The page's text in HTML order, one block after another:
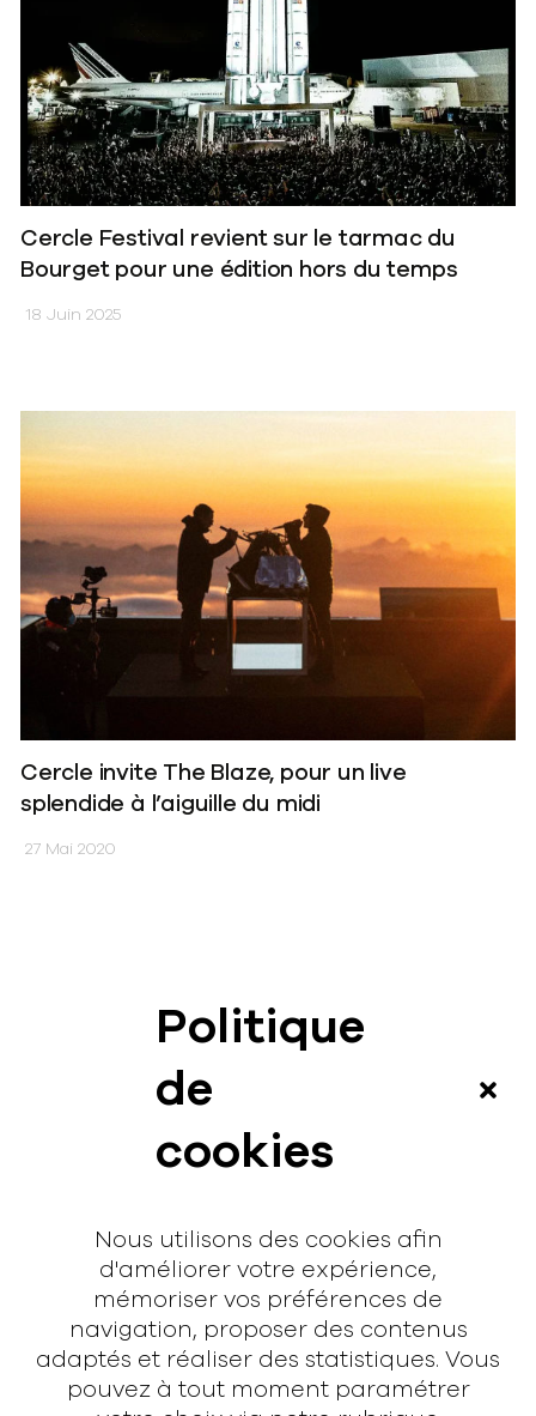
Politique
de
cookies
Nous utilisons des cookies afin
d'améliorer votre expérience,
mémoriser vos préférences de
navigation, proposer des contenus
adaptés et réaliser des statistiques. Vous
pouvez à tout moment paramétrer
Cercle Festival revient sur le tarmac du
Bourget pour une édition hors du temps
18 Juin 2025
Cercle invite The Blaze, pour un live
splendide à l’aiguille du midi
27 Mai 2020
Interview
Contact
hello@rodmusic.fr
SubmitHub
Groover